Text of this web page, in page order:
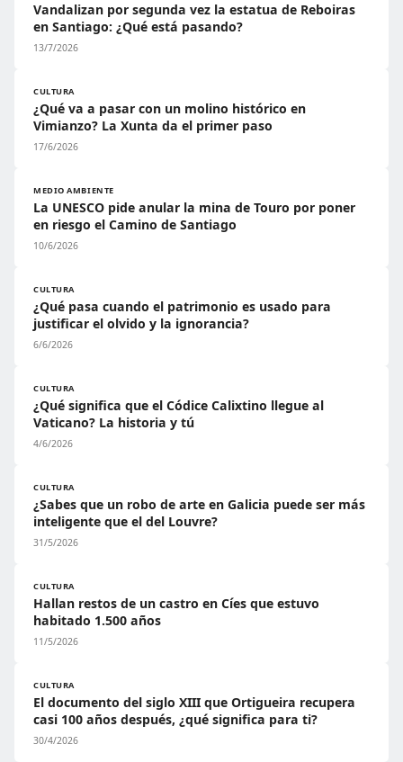
Vandalizan por segunda vez la estatua de Reboiras
en Santiago: ¿Qué está pasando?
13/7/2026
CULTURA
¿Qué va a pasar con un molino histórico en
Vimianzo? La Xunta da el primer paso
17/6/2026
MEDIO AMBIENTE
La UNESCO pide anular la mina de Touro por poner
en riesgo el Camino de Santiago
10/6/2026
CULTURA
¿Qué pasa cuando el patrimonio es usado para
justificar el olvido y la ignorancia?
6/6/2026
CULTURA
¿Qué significa que el Códice Calixtino llegue al
Vaticano? La historia y tú
4/6/2026
CULTURA
¿Sabes que un robo de arte en Galicia puede ser más
inteligente que el del Louvre?
31/5/2026
CULTURA
Hallan restos de un castro en Cíes que estuvo
habitado 1.500 años
11/5/2026
CULTURA
El documento del siglo XIII que Ortigueira recupera
casi 100 años después, ¿qué significa para ti?
30/4/2026